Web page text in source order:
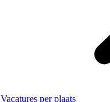
Vacatures per plaats